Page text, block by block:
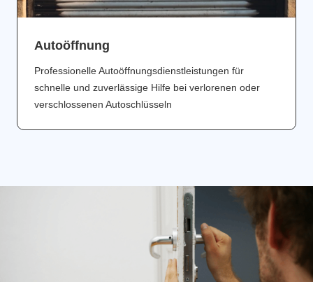
Аutoöffnung
Professionelle Autoöffnungsdienstleistungen für
schnelle und zuverlässige Hilfe bei verlorenen oder
verschlossenen Autoschlüsseln